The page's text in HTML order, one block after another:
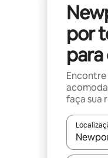
por
para
faça sua